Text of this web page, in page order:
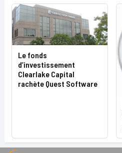
Le fonds
d’investissement
Clearlake Capital
rachète Quest Software